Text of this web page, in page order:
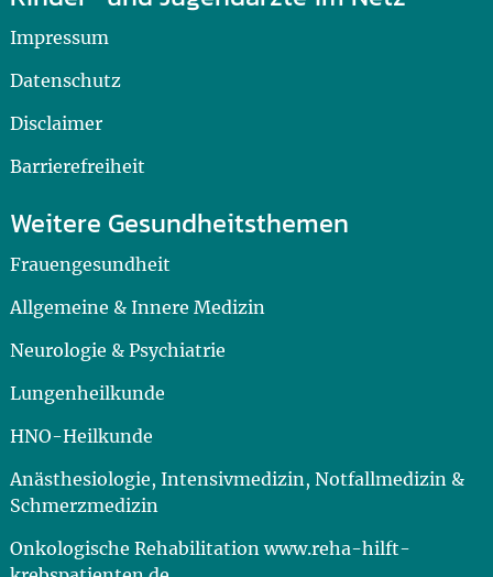
Impressum
Datenschutz
Disclaimer
Barrierefreiheit
Weitere Gesundheitsthemen
Frauengesundheit
Allgemeine & Innere Medizin
Neurologie & Psychiatrie
Lungenheilkunde
HNO-Heilkunde
Anästhesiologie, Intensivmedizin, Notfallmedizin &
Schmerzmedizin
Onkologische Rehabilitation www.reha-hilft-